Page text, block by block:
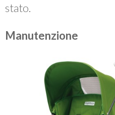
stato.
Manutenzione